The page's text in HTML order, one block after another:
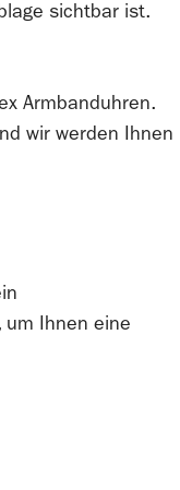
Armbanduhren.
wir werden Ihnen
um Ihnen eine